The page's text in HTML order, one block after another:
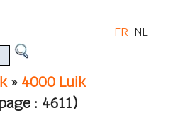
» 4000 Luik
: 4611)
FR NL